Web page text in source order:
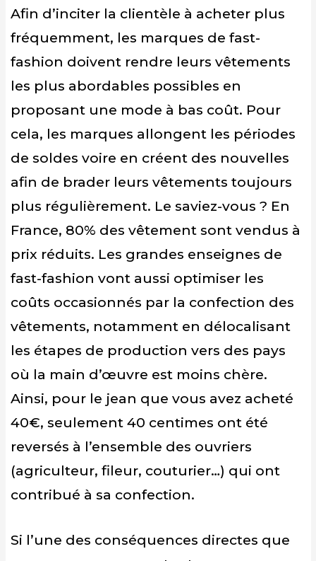
Afin d’inciter la clientèle à acheter plus
fréquemment, les marques de fast-
fashion doivent rendre leurs vêtements
les plus abordables possibles en
proposant une mode à bas coût. Pour
cela, les marques allongent les périodes
de soldes voire en créent des nouvelles
afin de brader leurs vêtements toujours
plus régulièrement. Le saviez-vous ? En
France, 80% des vêtement sont vendus à
prix réduits. Les grandes enseignes de
fast-fashion vont aussi optimiser les
coûts occasionnés par la confection des
vêtements, notamment en délocalisant
les étapes de production vers des pays
où la main d’œuvre est moins chère.
Ainsi, pour le jean que vous avez acheté
40€, seulement 40 centimes ont été
reversés à l’ensemble des ouvriers
(agriculteur, fileur, couturier…) qui ont
contribué à sa confection.
Si l’une des conséquences directes que